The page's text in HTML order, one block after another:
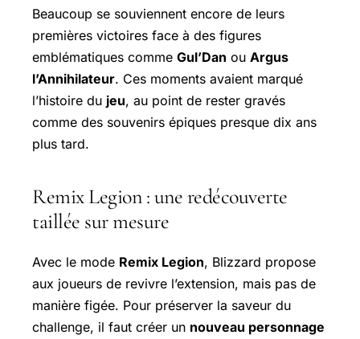
Beaucoup se souviennent encore de leurs
premières victoires face à des figures
emblématiques comme Gul’Dan ou Argus
l’Annihilateur. Ces moments avaient marqué
l’histoire du jeu, au point de rester gravés
comme des souvenirs épiques presque dix ans
plus tard.
Remix Legion : une redécouverte
taillée sur mesure
Avec le mode Remix Legion, Blizzard propose
aux joueurs de revivre l’extension, mais pas de
manière figée. Pour préserver la saveur du
challenge, il faut créer un nouveau personnage